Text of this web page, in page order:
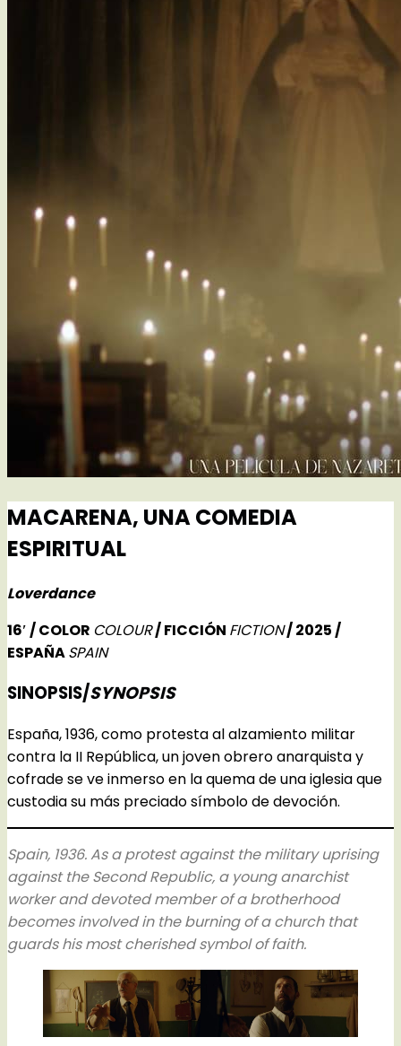
MACARENA, UNA COMEDIA
ESPIRITUAL
Loverdance
16′ / COLOR COLOUR/ FICCIÓN FICTION/ 2025 /
ESPAÑASPAIN
SINOPSIS/SYNOPSIS
España, 1936, como protesta al alzamiento militar
contra la II República, un joven obrero anarquista y
cofrade se ve inmerso en la quema de una iglesia que
custodia su más preciado símbolo de devoción.
Spain, 1936. As a protest against the military uprising
against the Second Republic, a young anarchist
worker and devoted member of a brotherhood
becomes involved in the burning of a church that
guards his most cherished symbol of faith.